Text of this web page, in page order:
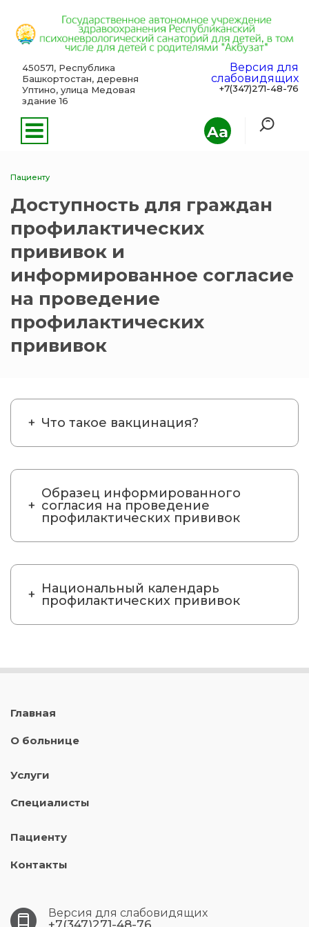
Aa
450571, Республика
Башкортостан, деревня
Уптино, улица Медовая
здание 16
Версия для
слабовидящих
+7(347)271-48-76
Пациенту
Доступность для граждан
профилактических
прививок и
информированное согласие
на проведение
профилактических
прививок
Что такое вакцинация?
Образец информированного
согласия на проведение
профилактических прививок
Национальный календарь
профилактических прививок
Главная
О больнице
Услуги
Специалисты
Пациенту
Контакты
Версия для слабовидящих